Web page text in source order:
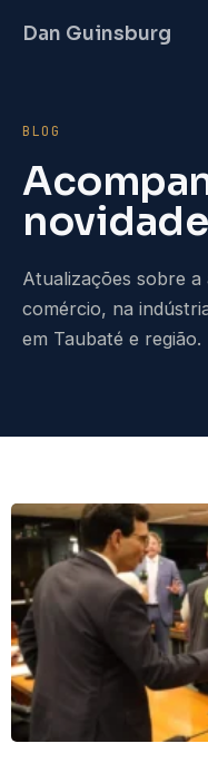
Dan Guinsburg
BLOG
Atualizações sobre
comércio, na
em Taubaté e região.